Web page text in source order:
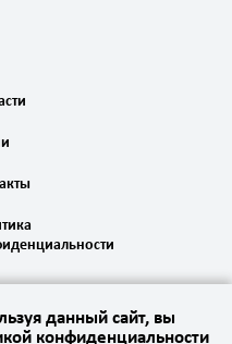
данный сайт, вы
конфиденциальности